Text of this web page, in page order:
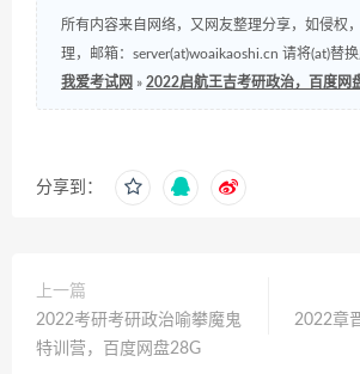
所有内容来自网络，又网友整理分享，如侵权
理，邮箱：server(at)woaikaoshi.cn 请将(at)替换
我爱考试网 » 2022启航王吉考研政治，百度网
分享到：
上一篇
2022考研考研政治喻攀魔鬼
特训营，百度网盘28G
2022章